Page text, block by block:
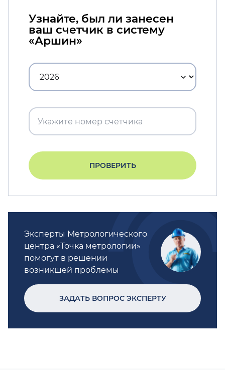
Узнайте, был ли занесен
ваш счетчик в систему
«Аршин»
ПРОВЕРИТЬ
Эксперты Метрологического
центра «Точка метрологии»
помогут в решении
возникшей проблемы
ЗАДАТЬ ВОПРОС ЭКСПЕРТУ